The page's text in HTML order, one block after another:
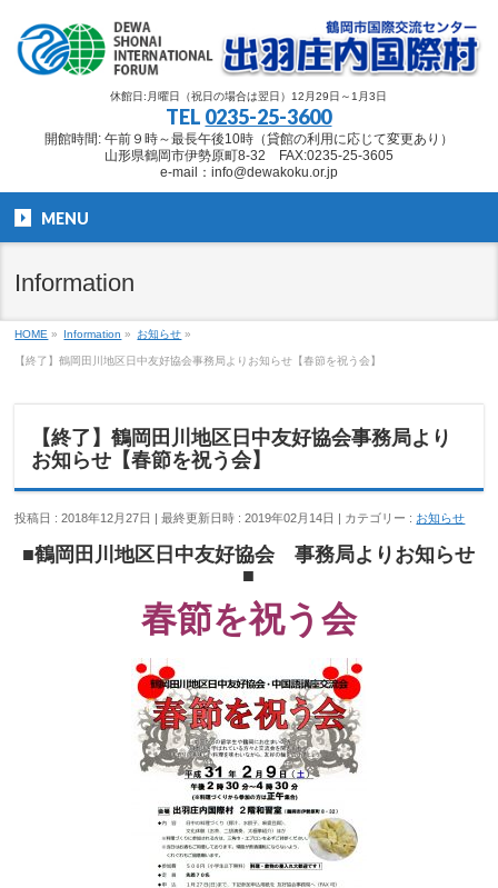
休館日:月曜日（祝日の場合は翌日）12月29日～1月3日
TEL 0235-25-3600
開館時間: 午前９時～最長午後10時（貸館の利用に応じて変更あり）
山形県鶴岡市伊勢原町8-32 FAX:0235-25-3605
e-mail：info@dewakoku.or.jp
MENU
Information
HOME » Information » お知らせ »
【終了】鶴岡田川地区日中友好協会事務局よりお知らせ【春節を祝う会】
【終了】鶴岡田川地区日中友好協会事務局より
お知らせ【春節を祝う会】
投稿日 : 2018年12月27日 最終更新日時 : 2019年02月14日 カテゴリー : お知らせ
■鶴岡田川地区日中友好協会 事務局よりお知らせ
■
春節を祝う会